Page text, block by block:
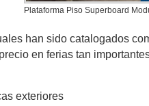
Plataforma Piso Superboard
han sido catalogados
en ferias tan
exteriores